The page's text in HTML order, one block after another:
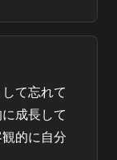
て忘れて
成長して
的に自分